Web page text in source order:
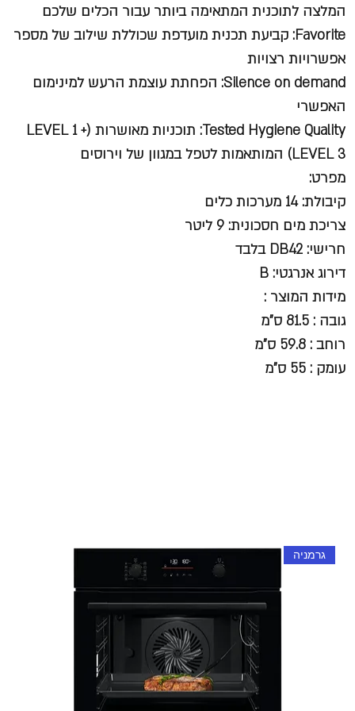
המלצה לתוכנית המתאימה ביותר עבור הכלים שלכם
Favorite: קביעת תכנית מועדפת שכוללת שילוב של מספר
אפשרויות רצויות
Silence on demand: הפחתת עוצמת הרעש למינימום
האפשרי
Tested Hygiene Quality: תוכניות מאושרות (LEVEL 1 +
LEVEL 3) המותאמות לטפל במגוון של וירוסים
מפרט:
קיבולת: 14 מערכות כלים
צריכת מים חסכונית: 9 ליטר
חרישי: DB42 בלבד
דירוג אנרגטי: B
מידות המוצר :
גובה : 81.5 ס"מ
רוחב : 59.8 ס"מ
עומק : 55 ס"מ
גרמניה